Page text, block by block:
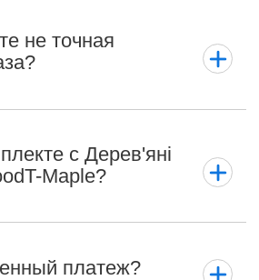
не точная
с Дерев'яні
Maple?
платеж?